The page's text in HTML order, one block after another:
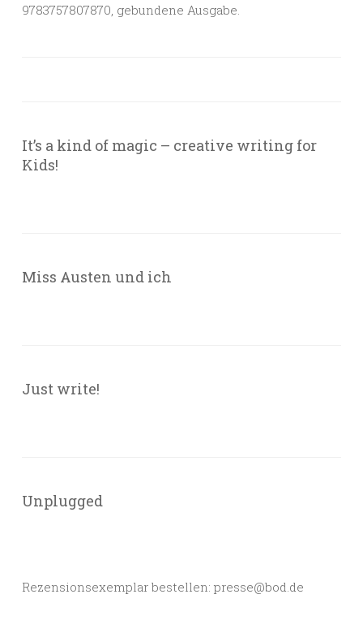
9783757807870, gebundene Ausgabe.
It’s a kind of magic – creative writing for
Kids!
Miss Austen und ich
Just write!
Unplugged
Rezensionsexemplar bestellen: presse@bod.de